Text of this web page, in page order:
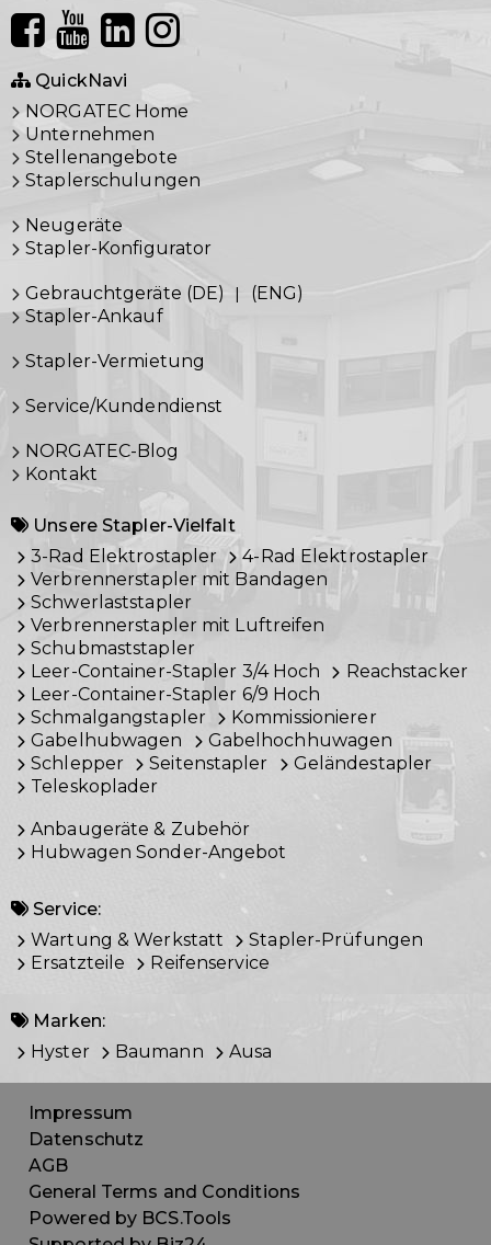
QuickNavi
NORGATEC Home
Unternehmen
Stellenangebote
Staplerschulungen
Neugeräte
Stapler-Konfigurator
Gebrauchtgeräte (DE) |
(ENG)
Stapler-Ankauf
Stapler-Vermietung
Service/Kundendienst
NORGATEC-Blog
Kontakt
Unsere Stapler-Vielfalt
3-Rad Elektrostapler
4-Rad Elektrostapler
Verbrennerstapler mit Bandagen
Schwerlaststapler
Verbrennerstapler mit Luftreifen
Schubmaststapler
Leer-Container-Stapler 3/4 Hoch
Reachstacker
Leer-Container-Stapler 6/9 Hoch
Schmalgangstapler
Kommissionierer
Gabelhubwagen
Gabelhochhuwagen
Schlepper
Seitenstapler
Geländestapler
Teleskoplader
Anbaugeräte & Zubehör
Hubwagen Sonder-Angebot
Service:
Wartung & Werkstatt
Stapler-Prüfungen
Ersatzteile
Reifenservice
Marken:
Hyster
Baumann Ausa
Impressum
Datenschutz
AGB
General Terms and Conditions
Powered by BCS.Tools